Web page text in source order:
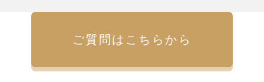
ご質問はこちらから